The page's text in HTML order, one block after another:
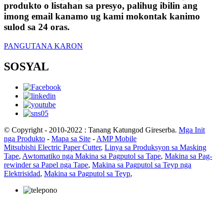
produkto o listahan sa presyo, palihug ibilin ang
imong email kanamo ug kami mokontak kanimo
sulod sa 24 oras.
PANGUTANA KARON
SOSYAL
© Copyright - 2010-2022 : Tanang Katungod Gireserba. Mga Init
nga Produkto - Mapa sa Site - AMP Mobile
Mitsubishi Electric Paper Cutter, Linya sa Produksyon sa Masking
Tape, Awtomatiko nga Makina sa Pagputol sa Tape, Makina sa Pag-
rewinder sa Papel nga Tape, Makina sa Pagputol sa Teyp nga
Elektrisidad, Makina sa Pagputol sa Teyp,